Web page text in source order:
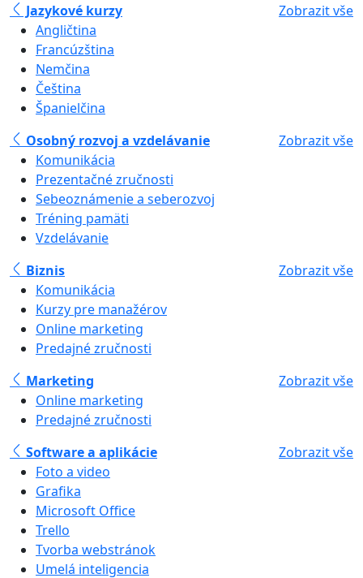
Jazykové kurzy
Zobrazit vše
Angličtina
Francúzština
Nemčina
Čeština
Španielčina
Osobný rozvoj a vzdelávanie
Zobrazit vše
Komunikácia
Prezentačné zručnosti
Sebeoznámenie a seberozvoj
Tréning pamäti
Vzdelávanie
Biznis
Zobrazit vše
Komunikácia
Kurzy pre manažérov
Online marketing
Predajné zručnosti
Marketing
Zobrazit vše
Online marketing
Predajné zručnosti
Software a aplikácie
Zobrazit vše
Foto a video
Grafika
Microsoft Office
Trello
Tvorba webstránok
Umelá inteligencia